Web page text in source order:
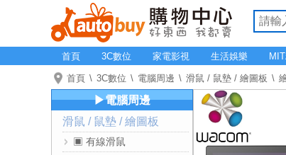
首頁 3C數位 家電影視 生活娛樂
首頁 3C數位 電腦周邊 滑鼠 / 鼠墊 / 繪圖板
▶電腦周邊
滑鼠 / 鼠墊 / 繪圖板
▣ 有線滑鼠